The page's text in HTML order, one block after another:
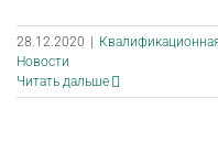
28.12.2020 |
Новости
Читать дальше